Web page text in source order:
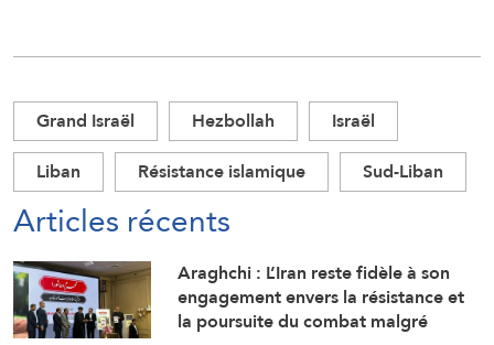
Grand Israël Hezbollah
Israël
Liban
Résistance islamique Sud-Liban
Articles récents
Araghchi : L’Iran reste fidèle à son
engagement envers la résistance et
la poursuite du combat malgré